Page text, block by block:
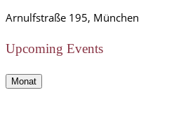
Arnulfstraße 195, München
Upcoming Events
Monat